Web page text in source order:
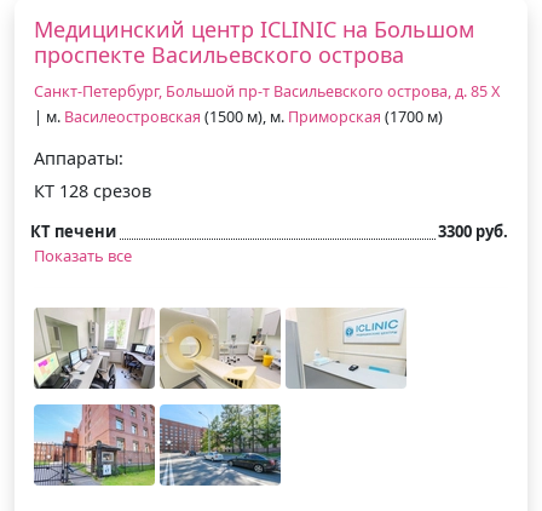
Медицинский центр ICLINIC на Большом
проспекте Васильевского острова
Санкт-Петербург, Большой пр-т Васильевского острова, д. 85 Х
| м. Василеостровская (1500 м), м. Приморская (1700 м)
Аппараты:
КТ 128 срезов
КТ печени
3300 руб.
Показать все